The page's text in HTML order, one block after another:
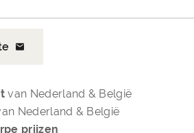
van Nederland & België
Nederland & België
prijzen